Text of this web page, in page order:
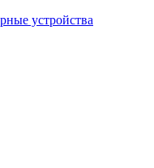
устройства